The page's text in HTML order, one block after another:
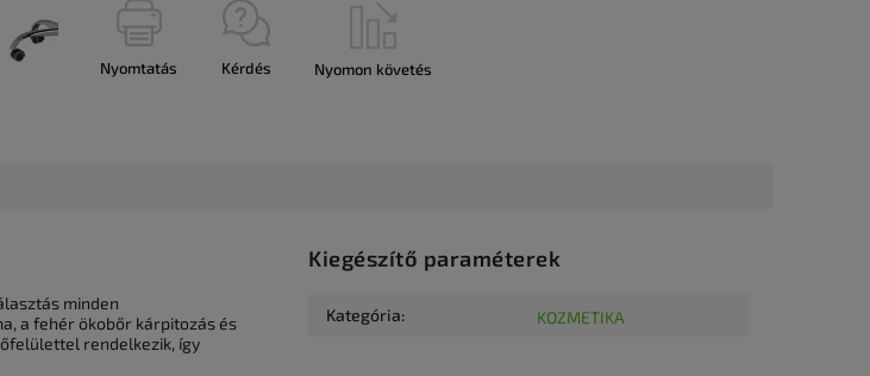
Nyomtatás Kérdés Nyomon követés
minden
a fehér ökobőr kárpitozás és
rendelkezik, így
Kiegészítő paraméterek
Kategória: KOZMETIKA